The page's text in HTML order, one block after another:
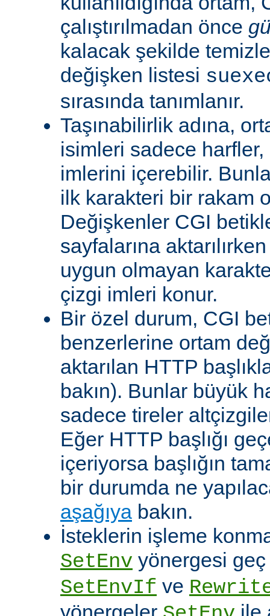
çalıştırılmadan önce
kalacak şekilde
değişken listesi
sırasında tanımlanır.
Taşınabilirlik adına,
isimleri sadece
imlerini içerebilir.
ilk karakteri bir rakam
Değişkenler CGI
sayfalarına
uygun olmayan
çizgi imleri konur.
Bir özel durum, CGI
benzerlerine ortam
aktarılan HTTP
bakın). Bunlar büyük
sadece tireler
Eğer HTTP başlığı
içeriyorsa başlığın
bir durumda ne
aşağıya bakın.
İsteklerin işleme
SetEnv yönergesi geç
SetEnvIf ve